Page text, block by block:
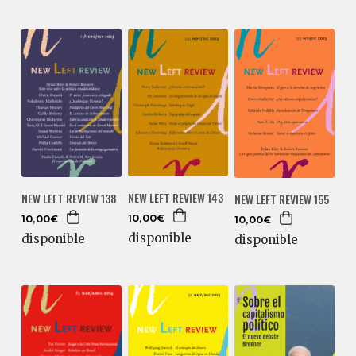
NEW LEFT REVIEW 138
10,00€
disponible
NEW LEFT REVIEW 143
10,00€
disponible
NEW LEFT REVIEW 155
10,00€
disponible